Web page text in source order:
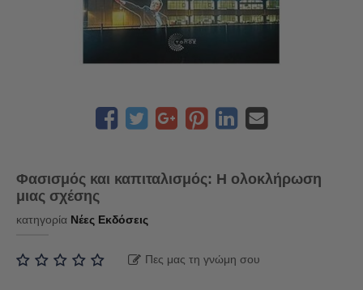
Φασισμός και καπιταλισμός: Η ολοκλήρωση
μιας σχέσης
κατηγορία Νέες Εκδόσεις
Πες μας τη γνώμη σου